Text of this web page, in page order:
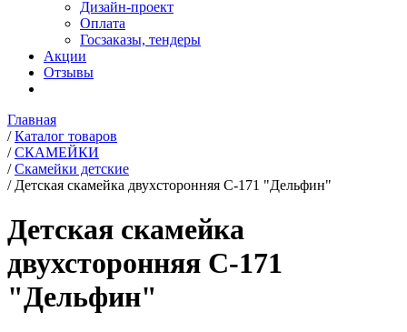
Дизайн-проект
Оплата
Госзаказы, тендеры
Акции
Отзывы
Главная
/ Каталог товаров
/ СКАМЕЙКИ
/ Скамейки детские
/ Детская скамейка двухсторонняя С-171 "Дельфин"
Детская скамейка
двухсторонняя С-171
"Дельфин"